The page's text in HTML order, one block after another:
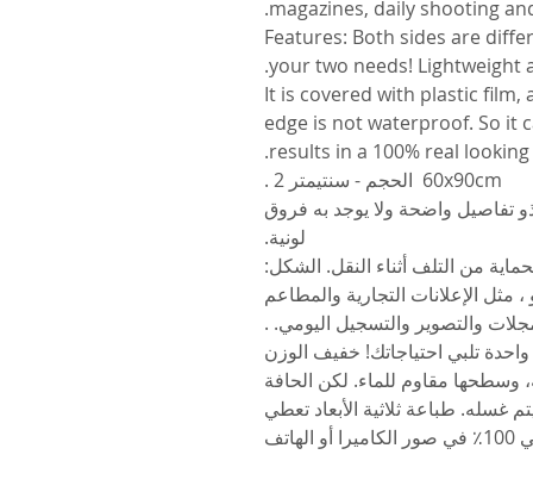
magazines, daily shooting
5. Features: Both sides are
your two needs! Lightweight
It is covered with plastic
edge is not waterproof. So it
results in a 100% real
تفاصيل واضحة ولا يوجد به فروق
لونية.
من التلف أثناء النقل. الشكل:
مثل الإعلانات التجارية والمطاعم
والتصوير والتسجيل اليومي. .
تلبي احتياجاتك! خفيف الوزن
وسطحها مقاوم للماء. لكن الحافة
طباعة ثلاثية الأبعاد تعطي